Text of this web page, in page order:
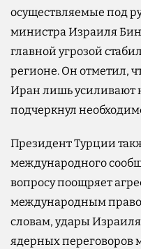
осуществляемые под
министра Израиля
главной угрозой
регионе. Он отметил,
Иран лишь усиливают
подчеркнул
Президент Турции
международного
вопросу поощряет
международным
словам, удары
ядерных